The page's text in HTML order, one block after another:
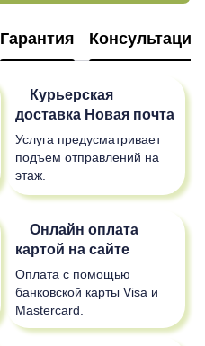
Гарантия Консультация
Курьерская
доставка Новая почта
Услуга предусматривает
подъем отправлений на
этаж.
Онлайн оплата
картой на сайте
Оплата с помощью
банковской карты Visa и
Mastercard.